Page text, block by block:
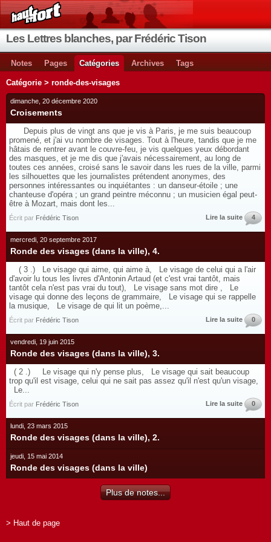
Les Lettres blanches, par Frédéric Tison
Notes Pages Catégories Archives Tags
Catégorie > ronde-des-visages
dimanche, 20 décembre 2020
Croisements
Depuis plus de vingt ans que je vis à Paris, je me suis beaucoup
promené, et j'ai vu nombre de visages. Tout à l'heure, tandis que je me
hâtais de rentrer avant le couvre-feu, je vis quelques yeux débordant
des masques, et je me dis que j'avais nécessairement, au long de
toutes ces années, croisé sans le savoir dans les rues de la ville, parmi
les silhouettes que les journalistes prétendent anonymes, des
personnes intéressantes ou inquiétantes : un danseur-étoile ; une
chanteuse d'opéra ; un grand peintre méconnu ; un musicien égal peut-
être à Mozart, mais dont les...
Écrit par Frédéric Tison Lire la suite 4
mercredi, 20 septembre 2017
Ronde des visages (dans la ville), 4.
( 3 .) Le visage qui aime, qui aime à, Le visage de celui qui a l'air
d'avoir lu tous les livres d'Antonin Artaud (et c'est vrai tantôt, mais
tantôt cela n'est pas vrai du tout), Le visage sans mot dire , Le
visage qui donne des leçons de grammaire, Le visage qui se rappelle
la musique, Le visage de qui lit un poème,...
Écrit par Frédéric Tison Lire la suite 0
vendredi, 19 juin 2015
Ronde des visages (dans la ville), 3.
( 2 .) Le visage qui n'y pense plus, Le visage qui sait beaucoup
trop qu'il est visage, celui qui ne sait pas assez qu'il n'est qu'un visage,
Le...
Écrit par Frédéric Tison Lire la suite 0
lundi, 23 mars 2015
Ronde des visages (dans la ville), 2.
jeudi, 15 mai 2014
Ronde des visages (dans la ville)
Plus de notes...
> Haut de page